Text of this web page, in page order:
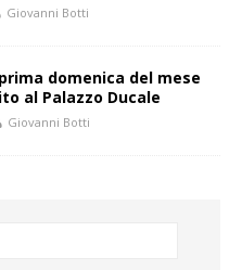
Giovanni Botti
domenica del mese
al Palazzo Ducale
Giovanni Botti